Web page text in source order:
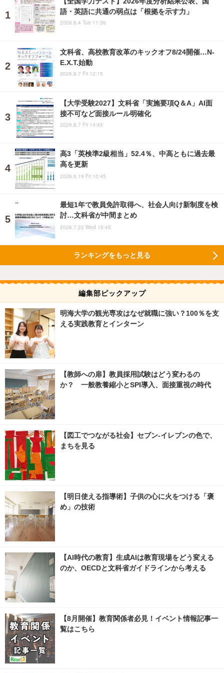
語・英語に共通の弱点は「根拠を示す力」
2026.8.4 Tue 11:36
文科省、高校教育改革のキックオフ8/24開催…N-
E.X.T.始動
2026.8.7 Fri 12:15
【大学受験2027】文科省「実施要項Q＆A」AI面
接不可など面接ルール明確化
2026.8.7 Fri 14:45
高3「英検準2級相当」52.4％、中高ともに過去最
高を更新
2026.6.19 Fri 10:45
最短1年で教員免許取得へ、社会人向け新制度を検
討…文科省が中間まとめ
2026.7.22 Wed 16:45
ランキングをもっと見る
編集部ピックアップ
明海大学の観光専攻はなぜ就職に強い？100％を支
える実践教育とインターン
【教師への扉】教員採用試験はどう変わるの
か？ 一般教養縮小とSPI導入、面接重視の時代
【図工でつながる社会】セブン‐イレブンの色で、
まちを見る
【明日使える指導術】子供の心に火をつける「褒
め」の技術
【AI時代の教育】生成AIは教育現場をどう変える
のか、OECDと文科省ガイドラインから考える
【8月開催】教育関係者必見！イベント情報記事一
覧はこちら